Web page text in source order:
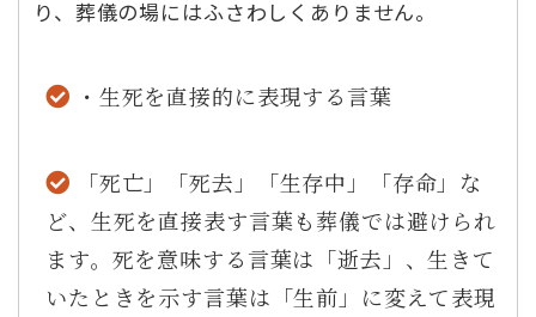
り、葬儀の場にはふさわしくありません。
・生死を直接的に表現する言葉
「死亡」「死去」「生存中」「存命」な
ど、生死を直接表す言葉も葬儀では避けられ
ます。死を意味する言葉は「逝去」、生きて
いたときを示す言葉は「生前」に変えて表現